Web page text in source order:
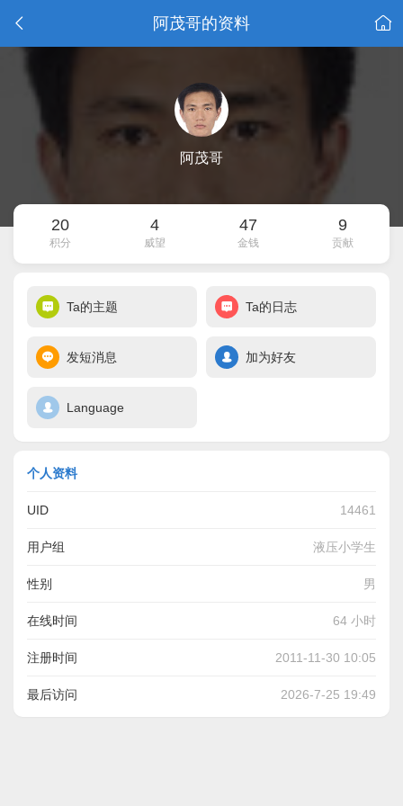
阿茂哥的资料
阿茂哥
20
积分
4
威望
47
金钱
9
贡献
Ta的主题 Ta的日志
发短消息 加为好友
Language
个人资料
UID 14461
用户组 液压小学生
性别 男
在线时间 64 小时
注册时间 2011-11-30 10:05
最后访问 2026-7-25 19:49